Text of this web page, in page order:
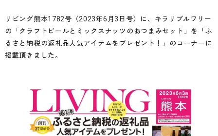
リビング熊本1782号（2023年6月3日号）に、キラリブルワリー
の「クラフトビールとミックスナッツのおつまみセット」を「ふ
るさと納税の返礼品人気アイテムをプレゼント！」のコーナーに
掲載頂きました。